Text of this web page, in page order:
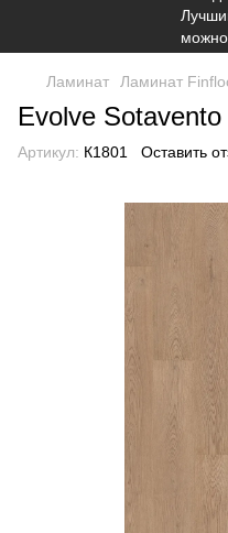
Ламинат Ламинат
Evolve
Артикул: К1801 Оставить